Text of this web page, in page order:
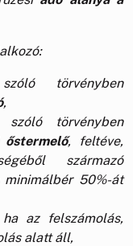
törvényben
,
szóló törvényben
őstermelő, feltéve,
származó
50%-át
az felszámolás,
alatt áll,